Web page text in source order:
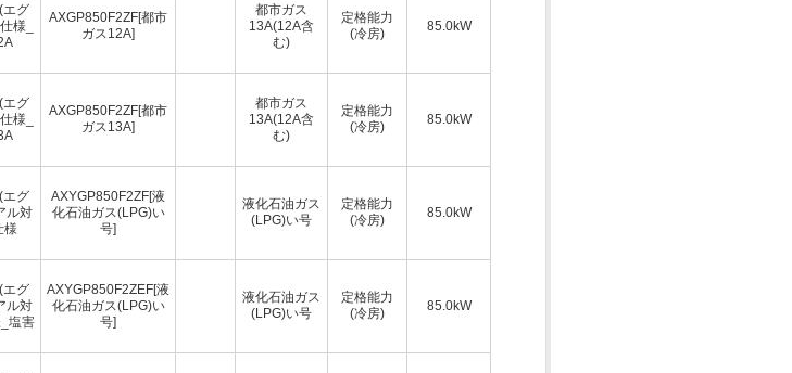
エグ
様_
AXGP850F2ZF[都市
ガス12A]
都市ガス
13A(12A含
む)
定格能力
(冷房)
85.0kW
エグ
様_
AXGP850F2ZF[都市
ガス13A]
都市ガス
13A(12A含
む)
定格能力
(冷房)
85.0kW
エグ
ル対
様
AXYGP850F2ZF[液
化石油ガス(LPG)い
号]
液化石油ガス
(LPG)い号
定格能力
(冷房)
85.0kW
エグ
ル対
塩害
AXYGP850F2ZEF[液
化石油ガス(LPG)い
号]
液化石油ガス
(LPG)い号
定格能力
(冷房)
85.0kW